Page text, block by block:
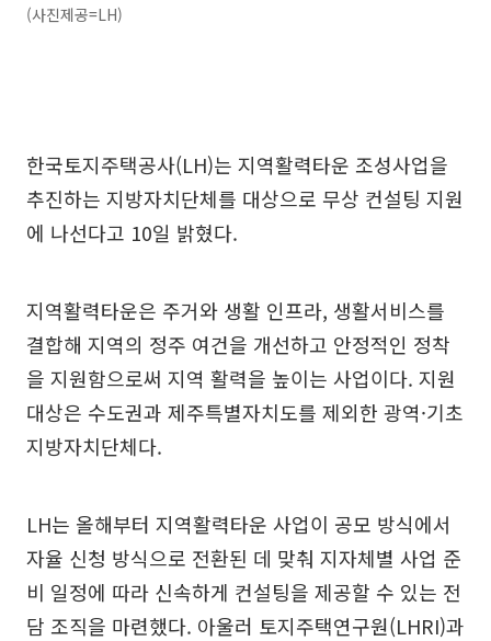
(사진제공=LH)
한국토지주택공사(LH)는 지역활력타운 조성사업을
추진하는 지방자치단체를 대상으로 무상 컨설팅 지원
에 나선다고 10일 밝혔다.
지역활력타운은 주거와 생활 인프라, 생활서비스를
결합해 지역의 정주 여건을 개선하고 안정적인 정착
을 지원함으로써 지역 활력을 높이는 사업이다. 지원
대상은 수도권과 제주특별자치도를 제외한 광역·기초
지방자치단체다.
LH는 올해부터 지역활력타운 사업이 공모 방식에서
자율 신청 방식으로 전환된 데 맞춰 지자체별 사업 준
비 일정에 따라 신속하게 컨설팅을 제공할 수 있는 전
담 조직을 마련했다. 아울러 토지주택연구원(LHRI)과